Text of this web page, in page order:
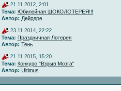
21.11.2012, 2:01
Тема: Юбилейная ШОКОЛОТЕРЕЯ!!!
Автор: Дейрдре
23.11.2014, 22:22
Тема: Праздничная Лотерея
Автор: Тень
21.11.2015, 15:20
Тема: Конкурс "Взрыв Мозга"
Автор: Ultimus